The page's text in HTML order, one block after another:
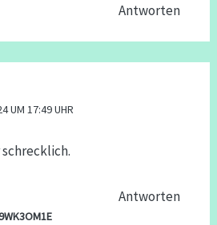
Antworten
UM 17:49 UHR
Antworten